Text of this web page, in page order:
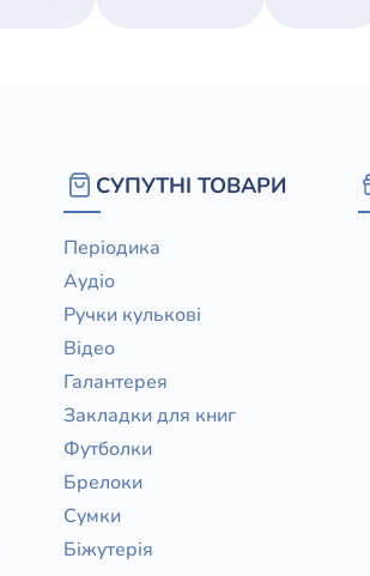
СУПУТНІ ТОВАРИ
Періодика
Аудіо
Ручки кулькові
Відео
Галантерея
Закладки для книг
Футболки
Брелоки
Сумки
Біжутерія